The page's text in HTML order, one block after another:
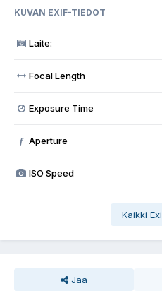
KUVAN EXIF-TIEDOT
Laite:
Focal Length
Exposure Time
f Aperture
ISO Speed
Kaikki
Jaa